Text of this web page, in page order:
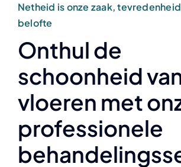
Netheid is onze zaak,
belofte
Onthul de
schoonheid
vloeren met
professionele